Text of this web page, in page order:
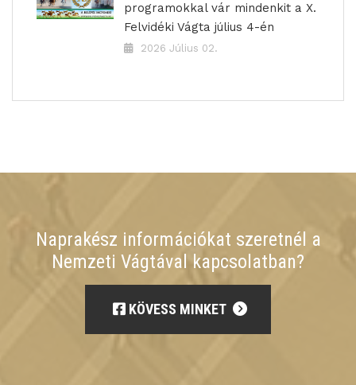
programokkal vár mindenkit a X.
Felvidéki Vágta július 4-én
2026 Július 02.
Naprakész információkat szeretnél a
Nemzeti Vágtával kapcsolatban?
KÖVESS MINKET